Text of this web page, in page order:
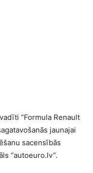
“Formula Renault
jaunajai
sacensībās
“autoeuro.lv”.